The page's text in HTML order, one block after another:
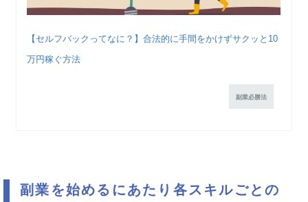
【セルフバックってなに？】合法的に手間をかけずサクッと10
万円稼ぐ方法
副業必勝法
副業を始めるにあたり各スキルごとの